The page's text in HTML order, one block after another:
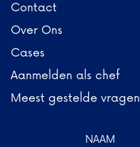
Contact
Over Ons
Cases
Aanmelden als chef
Meest gestelde vragen
NAAM